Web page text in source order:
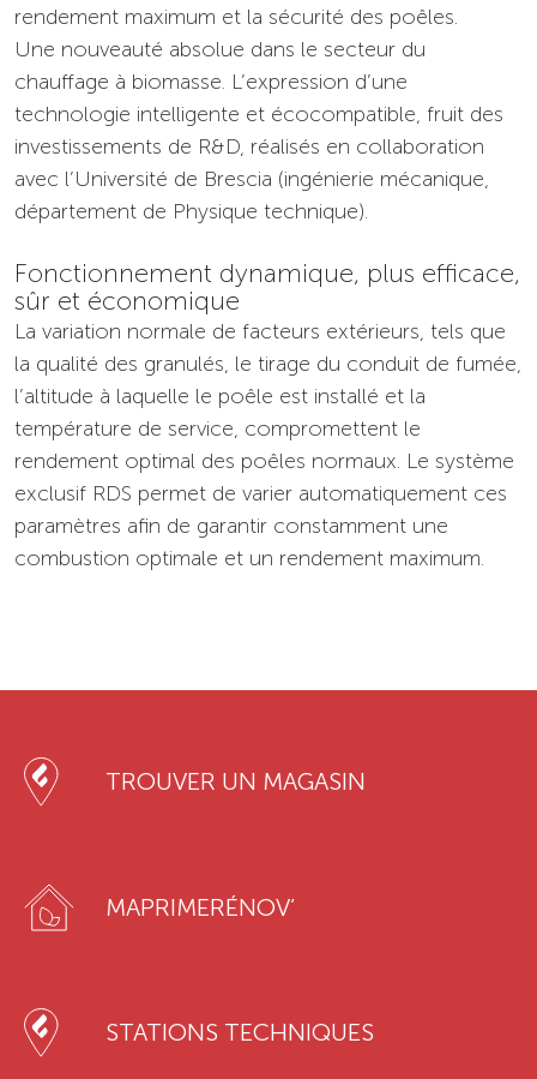
rendement maximum et la sécurité des poêles.
Une nouveauté absolue dans le secteur du
chauffage à biomasse. L’expression d’une
technologie intelligente et écocompatible, fruit des
investissements de R&D, réalisés en collaboration
avec l’Université de Brescia (ingénierie mécanique,
département de Physique technique).
Fonctionnement dynamique, plus efficace,
sûr et économique
La variation normale de facteurs extérieurs, tels que
la qualité des granulés, le tirage du conduit de fumée,
l’altitude à laquelle le poêle est installé et la
température de service, compromettent le
rendement optimal des poêles normaux. Le système
exclusif RDS permet de varier automatiquement ces
paramètres afin de garantir constamment une
combustion optimale et un rendement maximum.
TROUVER UN MAGASIN
MAPRIMERÉNOV’
STATIONS TECHNIQUES